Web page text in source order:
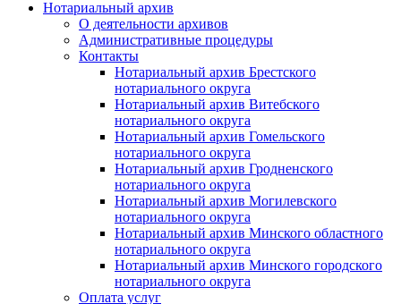
Нотариальный архив
О деятельности архивов
Административные процедуры
Контакты
Нотариальный архив Брестского
нотариального округа
Нотариальный архив Витебского
нотариального округа
Нотариальный архив Гомельского
нотариального округа
Нотариальный архив Гродненского
нотариального округа
Нотариальный архив Могилевского
нотариального округа
Нотариальный архив Минского областного
нотариального округа
Нотариальный архив Минского городского
нотариального округа
Оплата услуг